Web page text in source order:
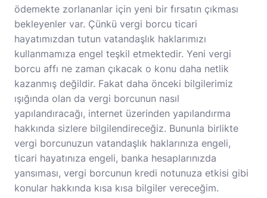
ödemekte zorlananlar için yeni bir fırsatın çıkması
bekleyenler var. Çünkü vergi borcu ticari
hayatımızdan tutun vatandaşlık haklarımızı
kullanmamıza engel teşkil etmektedir. Yeni vergi
borcu affı ne zaman çıkacak o konu daha netlik
kazanmış değildir. Fakat daha önceki bilgilerimiz
ışığında olan da vergi borcunun nasıl
yapılandıracağı, internet üzerinden yapılandırma
hakkında sizlere bilgilendireceğiz. Bununla birlikte
vergi borcunuzun vatandaşlık haklarınıza engeli,
ticari hayatınıza engeli, banka hesaplarınızda
yansıması, vergi borcunun kredi notunuza etkisi gibi
konular hakkında kısa kısa bilgiler vereceğim.